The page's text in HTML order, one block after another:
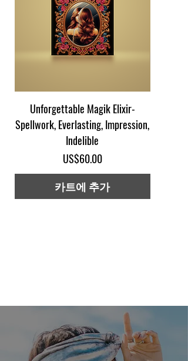
Unforgettable Magik Elixir-
Spellwork, Everlasting, Impression,
Indelible
가격
US$60.00
카트에 추가